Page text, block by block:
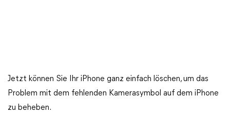
Jetzt können Sie Ihr iPhone ganz einfach löschen, um das
Problem mit dem fehlenden Kamerasymbol auf dem iPhone
zu beheben.